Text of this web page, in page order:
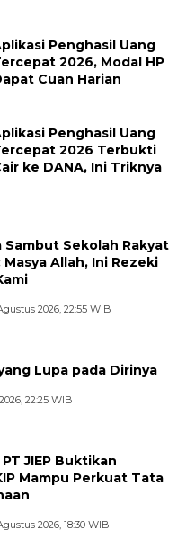
Penghasil Uang
2026, Modal HP
Cuan Harian
Penghasil Uang
2026 Terbukti
ke DANA, Ini Triknya
Sambut Sekolah Rakyat
Allah, Ini Rezeki
2026, 22:55 WIB
Lupa pada Dirinya
22:25 WIB
JIEP Buktikan
Mampu Perkuat Tata
2026, 18:30 WIB